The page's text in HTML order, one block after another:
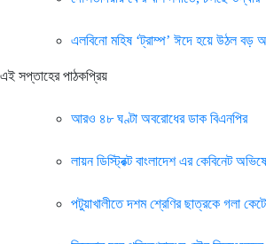
এলবিনো মহিষ ‘ট্রাম্প’ ঈদে হয়ে উঠল বড়
এই সপ্তাহের পাঠকপ্রিয়
আরও ৪৮ ঘণ্টা অবরোধের ডাক বিএনপির
লায়ন ডিস্ট্রিক্ট বাংলাদেশ এর কেবিনেট
পটুয়াখালীতে দশম শ্রেণির ছাত্রকে গলা কেটে